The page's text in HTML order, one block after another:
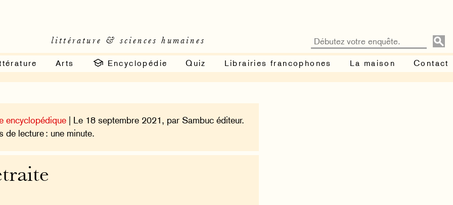
littérature & sciences humaines
Arts Encyclopédie Quiz Librairies francophones La maison Contact
encyclopédique | Le 18 septembre 2021, par Sambuc éditeur.
de lecture : une minute.